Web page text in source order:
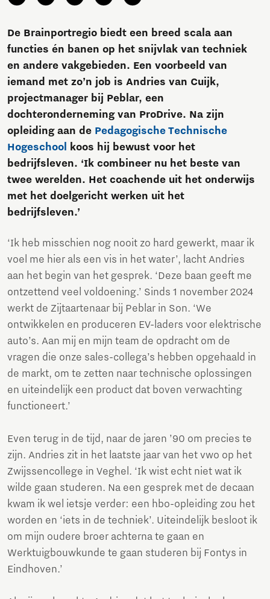
De Brainportregio biedt een breed scala aan
functies én banen op het snijvlak van techniek
en andere vakgebieden. Een voorbeeld van
iemand met zo’n job is Andries van Cuijk,
projectmanager bij Peblar, een
dochteronderneming van ProDrive. Na zijn
opleiding aan de Pedagogische Technische
Hogeschool koos hij bewust voor het
bedrijfsleven. ‘Ik combineer nu het beste van
twee werelden. Het coachende uit het onderwijs
met het doelgericht werken uit het
bedrijfsleven.’
‘Ik heb misschien nog nooit zo hard gewerkt, maar ik
voel me hier als een vis in het water’, lacht Andries
aan het begin van het gesprek. ‘Deze baan geeft me
ontzettend veel voldoening.’ Sinds 1 november 2024
werkt de Zijtaartenaar bij Peblar in Son. ‘We
ontwikkelen en produceren EV-laders voor elektrische
auto’s. Aan mij en mijn team de opdracht om de
vragen die onze sales-collega’s hebben opgehaald in
de markt, om te zetten naar technische oplossingen
en uiteindelijk een product dat boven verwachting
functioneert.’
Even terug in de tijd, naar de jaren ’90 om precies te
zijn. Andries zit in het laatste jaar van het vwo op het
Zwijssencollege in Veghel. ‘Ik wist echt niet wat ik
wilde gaan studeren. Na een gesprek met de decaan
kwam ik wel ietsje verder: een hbo-opleiding zou het
worden en ‘iets in de techniek’. Uiteindelijk besloot ik
om mijn oudere broer achterna te gaan en
Werktuigbouwkunde te gaan studeren bij Fontys in
Eindhoven.’